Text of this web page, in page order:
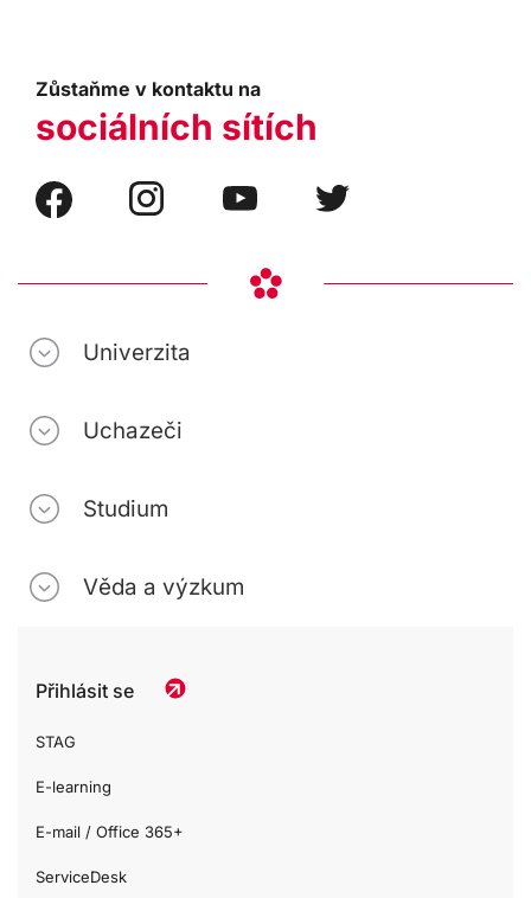
Zůstaňme v kontaktu na
sociálních sítích
Univerzita
Uchazeči
Studium
Věda a výzkum
Přihlásit se
STAG
E-learning
E-mail / Office 365+
ServiceDesk